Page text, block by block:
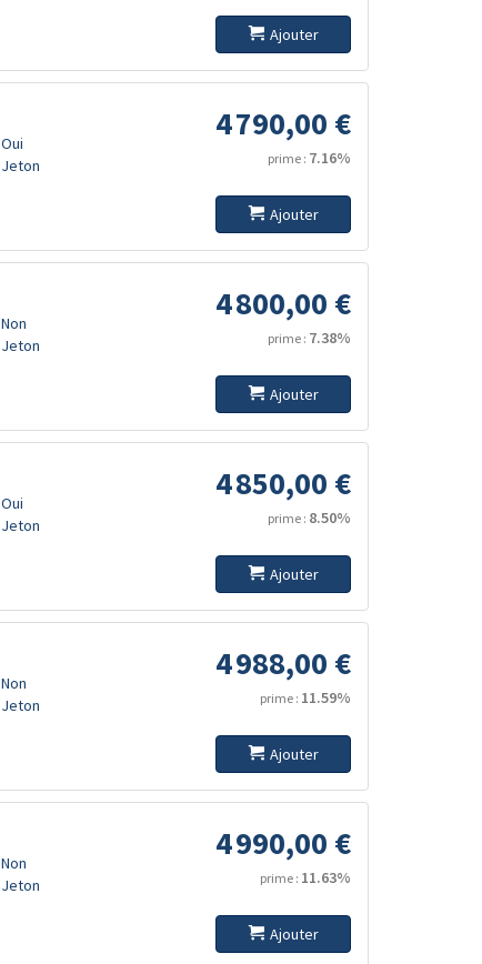
Ajouter
Oui
Jeton
4 790,00 €
prime : 7.16%
Ajouter
Non
Jeton
4 800,00 €
prime : 7.38%
Ajouter
Oui
Jeton
4 850,00 €
prime : 8.50%
Ajouter
Non
Jeton
4 988,00 €
prime : 11.59%
Ajouter
Non
Jeton
4 990,00 €
prime : 11.63%
Ajouter